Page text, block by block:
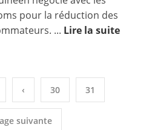
pour la réduction des
... Lire la suite
‹ 30 31
suivante